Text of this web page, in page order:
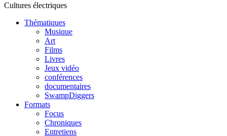
Cultures électriques
Thématiques
Musique
Art
Films
Livres
Jeux vidéo
conférences
documentaires
SwampDiggers
Formats
Focus
Chroniques
Entretiens